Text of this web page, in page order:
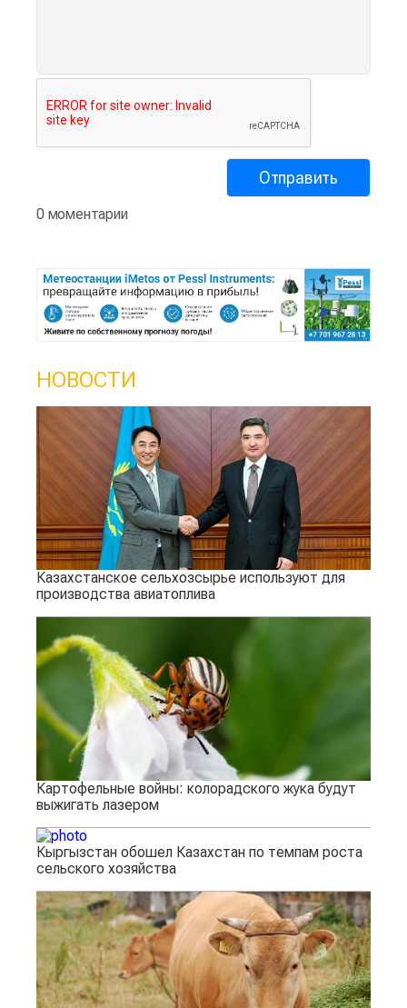
0 моментарии
НОВОСТИ
Казахстанское сельхозсырье используют для
производства авиатоплива
Картофельные войны: колорадского жука будут
выжигать лазером
Кыргызстан обошел Казахстан по темпам роста
сельского хозяйства